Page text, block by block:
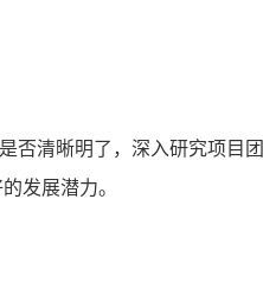
否清晰明了，深入研究项目
发展潜力。